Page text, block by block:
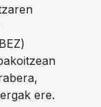
ere.